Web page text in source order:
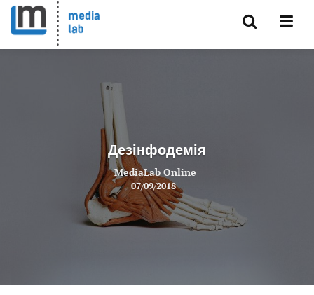
Дезінфодемія
MediaLab Online
07/09/2018